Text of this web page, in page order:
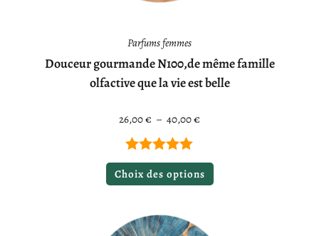
Parfums femmes
Douceur gourmande N100,de même famille
olfactive que la vie est belle
26,00€ – 40,00€
Note5.00
sur 5
Choix des options